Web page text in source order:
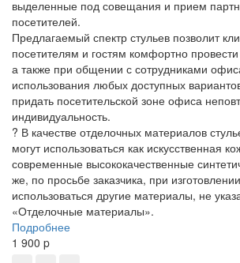
выделенные под совещания и прием
посетителей.
Предлагаемый спектр стульев позволит
посетителям и гостям комфортно
а также при общении с сотрудниками
использования любых доступных
придать посетительской зоне офиса
индивидуальность.
? В качестве отделочных материалов
могут использоваться как искусственная
современные высококачественные
же, по просьбе заказчика, при
использоваться другие материалы, не
«Отделочные материалы».
Подробнее
1 900 p